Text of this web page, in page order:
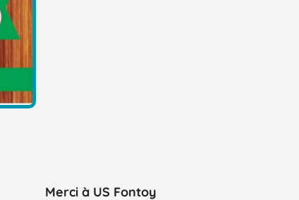
Merci à US Fontoy